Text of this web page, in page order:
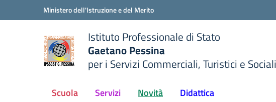
Vai ai contenuti
Vai al menu di navigazioneMinistero dell'Istruzione e del Merito
Istituto Professionale di Stato
Gaetano Pessina
per i Servizi Commerciali, Turistici e Sociali
Scuola Servizi Novità Didattica